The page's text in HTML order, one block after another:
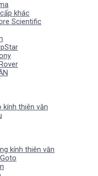
khác
Scientific
kính thiên văn
kính thiên văn